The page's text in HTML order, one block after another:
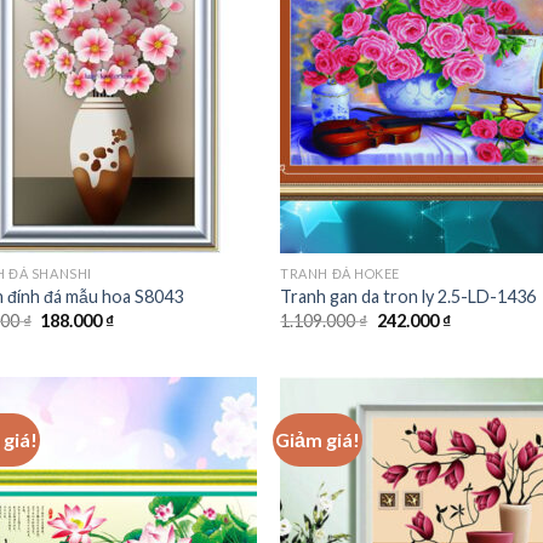
ĐÁ SHANSHI
đính đá mẫu hoa S8043
₫ Giá
188.000₫Giá
188.000 ₫.
Add
TRANH ĐÁ HOKEE
Tranh gan da tron ly 2.5-LD-1436
1.109.000₫ Giá
242.000₫Giá
giá!
Add to
wishlist
Giảm giá!